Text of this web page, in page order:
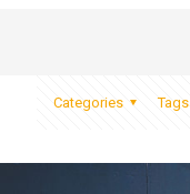
Categories Tags